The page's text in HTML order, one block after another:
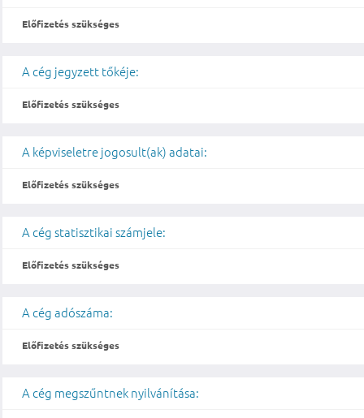
Előfizetés szükséges
A cég jegyzett tőkéje:
Előfizetés szükséges
A képviseletre jogosult(ak) adatai:
Előfizetés szükséges
A cég statisztikai számjele:
Előfizetés szükséges
A cég adószáma:
Előfizetés szükséges
A cég megszűntnek nyilvánítása: